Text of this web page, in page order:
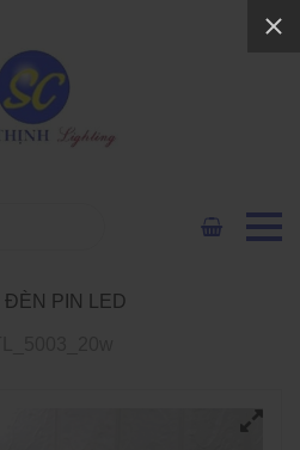
ĐÈN PIN LED